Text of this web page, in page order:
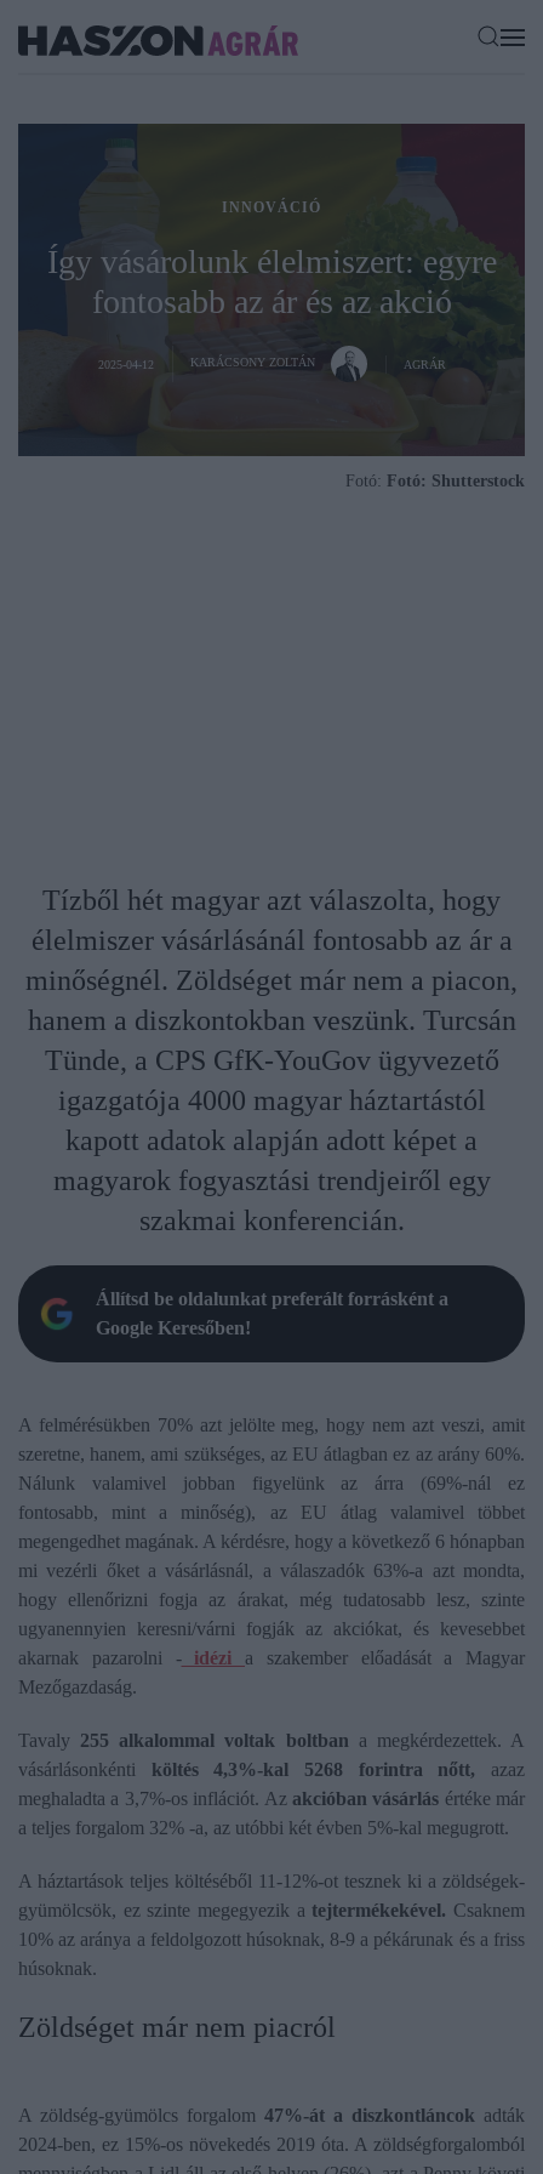
INNOVÁCIÓ
Így vásárolunk élelmiszert: egyre
fontosabb az ár és az akció
2025-04-12 KARÁCSONY ZOLTÁN AGRÁR
Fotó: Fotó: Shutterstock
Tízből hét magyar azt válaszolta, hogy
élelmiszer vásárlásánál fontosabb az ár a
minőségnél. Zöldséget már nem a piacon,
hanem a diszkontokban veszünk. Turcsán
Tünde, a CPS GfK-YouGov ügyvezető
igazgatója 4000 magyar háztartástól
kapott adatok alapján adott képet a
magyarok fogyasztási trendjeiről egy
szakmai konferencián.
Állítsd be oldalunkat preferált forrásként a
Google Keresőben!
A felmérésükben 70% azt jelölte meg, hogy nem azt veszi, amit
szeretne, hanem, ami szükséges, az EU átlagban ez az arány 60%.
Nálunk valamivel jobban figyelünk az árra (69%-nál ez
fontosabb, mint a minőség), az EU átlag valamivel többet
megengedhet magának. A kérdésre, hogy a következő 6 hónapban
mi vezérli őket a vásárlásnál, a válaszadók 63%-a azt mondta,
hogy ellenőrizni fogja az árakat, még tudatosabb lesz, szinte
ugyanennyien keresni/várni fogják az akciókat, és kevesebbet
akarnak pazarolni -idézi a szakember előadását a Magyar
Mezőgazdaság.
Tavaly 255 alkalommal voltak boltban a megkérdezettek. A
vásárlásonkénti költés 4,3%-kal 5268 forintra nőtt, azaz
meghaladta a 3,7%-os inflációt. Azakcióban vásárlás értéke már
a teljes forgalom 32% -a, az utóbbi két évben 5%-kal megugrott.
A háztartások teljes költéséből 11-12%-ot tesznek ki a zöldségek-
gyümölcsök, ez szinte megegyezik a tejtermékekével. Csaknem
10% az aránya a feldolgozott húsoknak, 8-9 a pékárunak és a friss
húsoknak.
Zöldséget már nem piacról
A zöldség-gyümölcs forgalom 47%-át a diszkontláncok adták
2024-ben, ez 15%-os növekedés 2019 óta. A zöldségforgalomból